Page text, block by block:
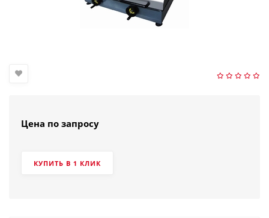
Цена по запросу
КУПИТЬ В 1 КЛИК